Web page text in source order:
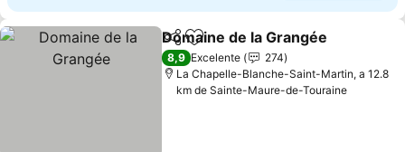
PartilharAdicionar aos favoritos
Domaine de la Grangée
8,9 Excelente
274
La Chapelle-Blanche-Saint-Martin, a 12.8
km de Sainte-Maure-de-Touraine